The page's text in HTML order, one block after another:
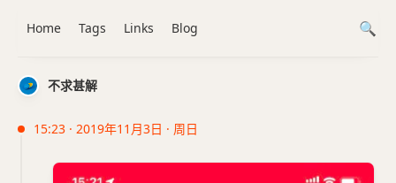
不求甚解
15:23 · 2019年11月3日 · 周日
Home Tags Links Blog